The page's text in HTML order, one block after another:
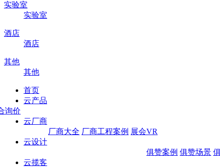
实验室
实验室
酒店
酒店
其他
其他
首页
云产品
询价
云厂商
厂商大全 厂商工程案例 展会VR
云设计
俱赞案例 俱赞场景
云揽客